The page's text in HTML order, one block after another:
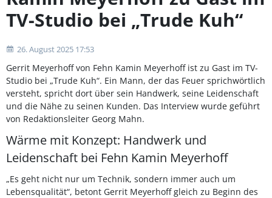
TV-Studio bei „Trude Kuh“
26. August 2025 17:53
Gerrit Meyerhoff von Fehn Kamin Meyerhoff ist zu Gast im TV-
Studio bei „Trude Kuh“. Ein Mann, der das Feuer sprichwörtlich
versteht, spricht dort über sein Handwerk, seine Leidenschaft
und die Nähe zu seinen Kunden. Das Interview wurde geführt
von Redaktionsleiter Georg Mahn.
Wärme mit Konzept: Handwerk und
Leidenschaft bei Fehn Kamin Meyerhoff
„Es geht nicht nur um Technik, sondern immer auch um
Lebensqualität“, betont Gerrit Meyerhoff gleich zu Beginn des